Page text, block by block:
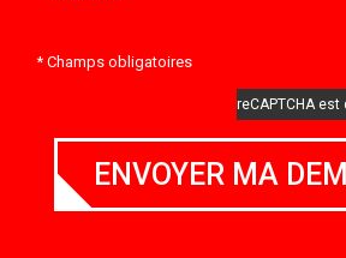
* Champs obligatoires
reCAPTCHA
ENVOYER MA